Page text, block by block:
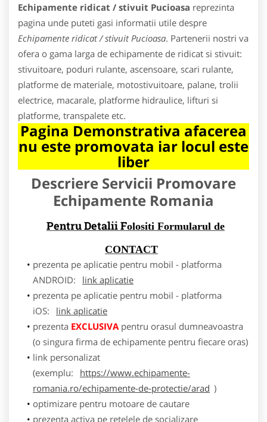
Echipamente ridicat / stivuit Pucioasa reprezinta
pagina unde puteti gasi informatii utile despre
Echipamente ridicat / stivuit Pucioasa. Partenerii nostri va
ofera o gama larga de echipamente de ridicat si stivuit:
stivuitoare, poduri rulante, ascensoare, scari rulante,
platforme de materiale, motostivuitoare, palane, trolii
electrice, macarale, platforme hidraulice, lifturi si
platforme, transpalete etc.
Pagina Demonstrativa afacerea
nu este promovata iar locul este
liber
Descriere Servicii Promovare
Echipamente Romania
Pentru Detalii Folositi Formularul de
CONTACT
prezenta pe aplicatie pentru mobil - platforma
ANDROID:
link aplicatie
prezenta pe aplicatie pentru mobil - platforma
iOS:
link aplicatie
prezenta EXCLUSIVApentru orasul dumneavoastra
(o singura firma de echipamente pentru fiecare oras)
link personalizat
(exemplu:
https://www.echipamente-
romania.ro/echipamente-de-protectie/arad )
optimizare pentru motoare de cautare
prezenta activa pe retelele de socializare